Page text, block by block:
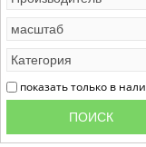
показать только в